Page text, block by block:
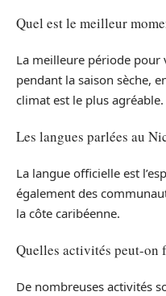
Quel est le meilleur
La meilleure période pour
pendant la saison sèche,
climat est le plus agréable.
Les langues parlées au
La langue officielle est
également des
la côte caribéenne.
Quelles activités peut-on
De nombreuses activités